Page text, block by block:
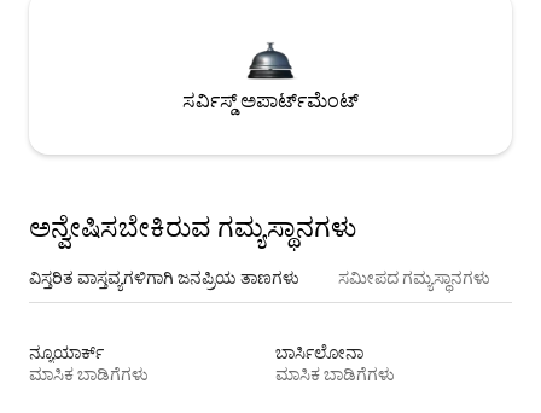
ಸರ್ವಿಸ್ಡ್ ಅಪಾರ್ಟ್‌ಮೆಂಟ್
ಅನ್ವೇಷಿಸಬೇಕಿರುವ ಗಮ್ಯಸ್ಥಾನಗಳು
ವಿಸ್ತರಿತ ವಾಸ್ತವ್ಯಗಳಿಗಾಗಿ ಜನಪ್ರಿಯ ತಾಣಗಳು ಸಮೀಪದ ಗಮ್ಯಸ್ಥಾನಗಳು
ನ್ಯೂಯಾರ್ಕ್
ಮಾಸಿಕ ಬಾಡಿಗೆಗಳು
ಬಾರ್ಸಿಲೋನಾ
ಮಾಸಿಕ ಬಾಡಿಗೆಗಳು